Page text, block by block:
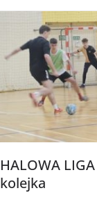
HALOWA
kolejka